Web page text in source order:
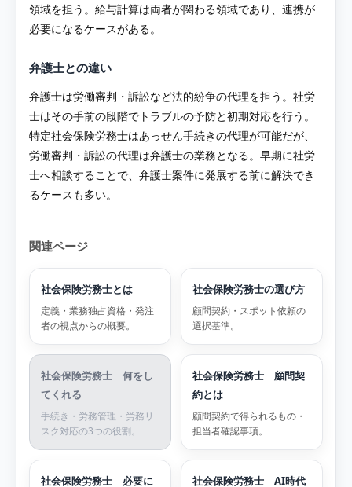
領域を担う。給与計算は両者が関わる領域であり、連携が
必要になるケースがある。
弁護士との違い
弁護士は労働審判・訴訟など法的紛争の代理を担う。社労
士はその手前の段階でトラブルの予防と初期対応を行う。
特定社会保険労務士はあっせん手続きの代理が可能だが、
労働審判・訴訟の代理は弁護士の業務となる。早期に社労
士へ相談することで、弁護士案件に発展する前に解決でき
るケースも多い。
関連ページ
社会保険労務士とは
定義・業務独占資格・発注
者の視点からの概要。
社会保険労務士の選び方
顧問契約・スポット依頼の
選択基準。
社会保険労務士 何をし
てくれる
手続き・労務管理・労務リ
スク対応の3つの役割。
社会保険労務士 顧問契
約とは
顧問契約で得られるもの・
担当者確認事項。
社会保険労務士 必要に 社会保険労務士 AI時代